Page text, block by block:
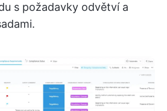
s požadavky odvětví a